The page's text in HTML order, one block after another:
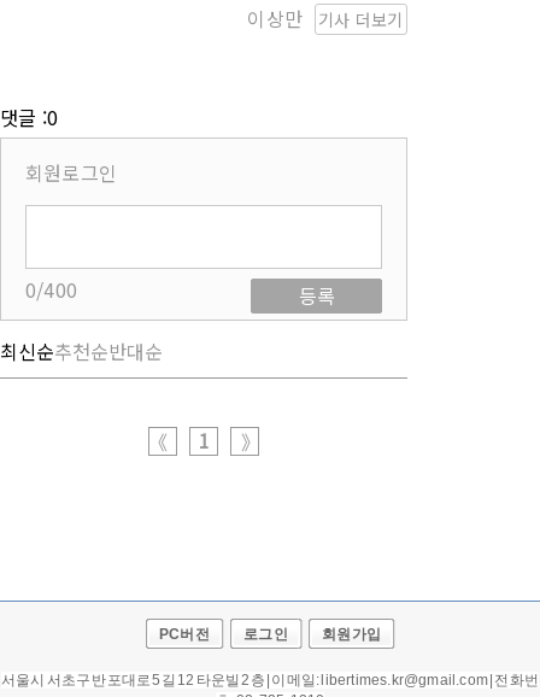
기사 더보기
이상만
댓글 :0
회원로그인
0/400
등록
최신순추천순반대순
《 1 》
PC버전 로그인 회원가입
서울시 서초구 반포대로 5길 12 타운빌 2층 | 이메일: libertimes.kr@gmail.com | 전화번